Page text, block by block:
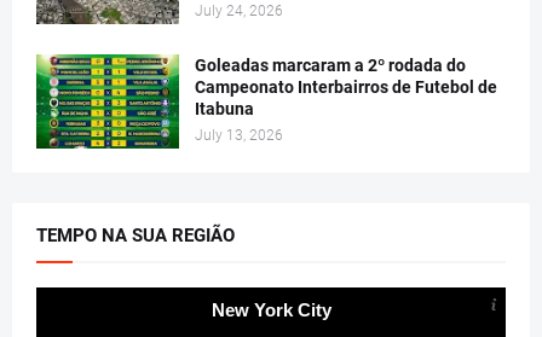
July 24, 2026
Goleadas marcaram a 2º rodada do
Campeonato Interbairros de Futebol de
Itabuna
July 13, 2026
TEMPO NA SUA REGIÃO
New York City